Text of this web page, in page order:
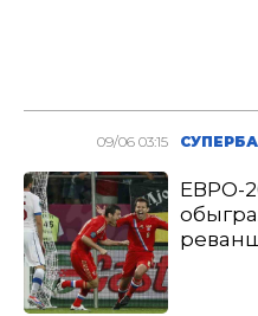
09/06 03:15
ЕВРО-